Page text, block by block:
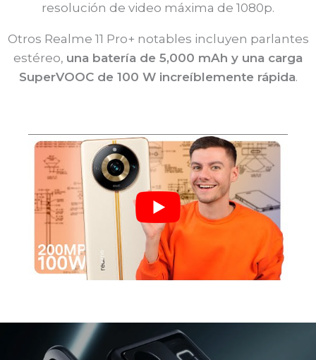
resolución de video máxima de 1080p.
Otros Realme 11 Pro+ notables incluyen parlantes
estéreo, una batería de 5,000 mAh y una carga
SuperVOOC de 100 W increíblemente rápida.